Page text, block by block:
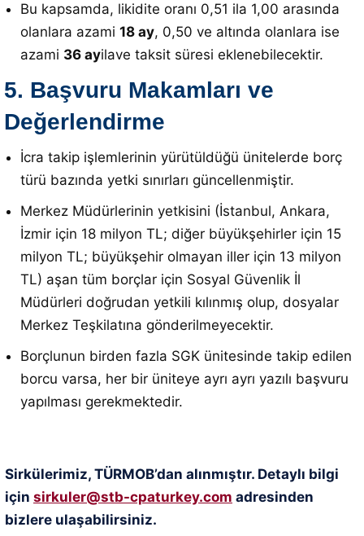
Bu kapsamda, likidite oranı 0,51 ila 1,00 arasında
olanlara azami 18 ay, 0,50 ve altında olanlara ise
azami 36 ayilave taksit süresi eklenebilecektir.
5. Başvuru Makamları ve
Değerlendirme
İcra takip işlemlerinin yürütüldüğü ünitelerde borç
türü bazında yetki sınırları güncellenmiştir.
Merkez Müdürlerinin yetkisini (İstanbul, Ankara,
İzmir için 18 milyon TL; diğer büyükşehirler için 15
milyon TL; büyükşehir olmayan iller için 13 milyon
TL) aşan tüm borçlar için Sosyal Güvenlik İl
Müdürleri doğrudan yetkili kılınmış olup, dosyalar
Merkez Teşkilatına gönderilmeyecektir.
Borçlunun birden fazla SGK ünitesinde takip edilen
borcu varsa, her bir üniteye ayrı ayrı yazılı başvuru
yapılması gerekmektedir.
Sirkülerimiz, TÜRMOB’dan alınmıştır. Detaylı bilgi
için sirkuler@stb-cpaturkey.com adresinden
bizlere ulaşabilirsiniz.